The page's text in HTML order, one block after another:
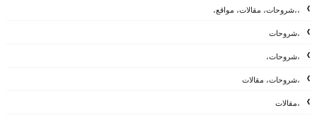
،،شروحات، مقالات، مواقع،
،شروحات
،شروحات،
،شروحات، مقالات
،مقالات